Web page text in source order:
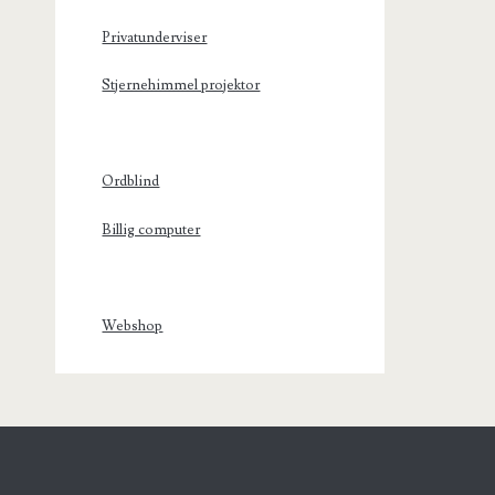
Privatunderviser
Stjernehimmel projektor
Ordblind
Billig computer
Webshop